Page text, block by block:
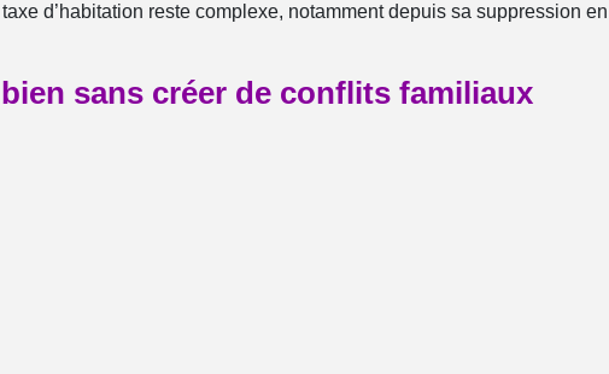
d’habitation reste complexe, notamment depuis sa suppression
sans créer de conflits familiaux